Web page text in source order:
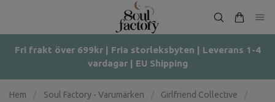
Fri frakt över 699kr | Fria storleksbyten | Leverans 1-4
vardagar | EU Shipping
Hem Soul Factory - Varumärken Girlfriend Collective